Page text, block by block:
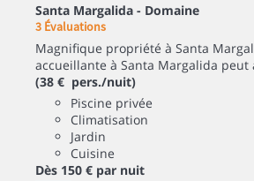
Santa Margalida - Domaine
3 Évaluations
Magnifique propriété à Santa
accueillante à Santa Margalida peut
(38 € pers./nuit)
Piscine privée
Climatisation
Jardin
Cuisine
Dès 150 € par nuit